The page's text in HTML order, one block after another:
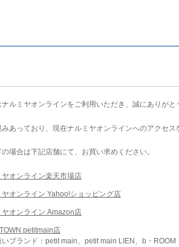
ナルミヤオンラインをご利用いただき、誠にありがと
みあっており、現在ナルミヤオンラインへのアクセス
の場合は下記店舗にて、お買い求めください。
ヤオンライン楽天市場店
ヤオンライン Yahoo!ショッピング店
ヤオンライン Amazon店
petitmain店
いブランド：petit main、petit main LIEN、b・ROOM